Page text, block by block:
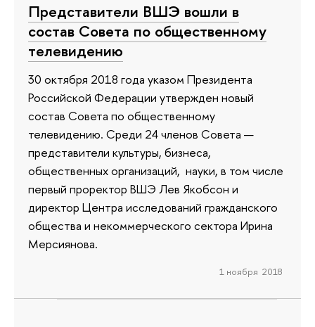
Представители ВШЭ вошли в
состав Совета по общественному
телевидению
30 октября 2018 года указом Президента
Российской Федерации утвержден новый
состав Совета по общественному
телевидению. Среди 24 членов Совета —
представители культуры, бизнеса,
общественных организаций, науки, в том числе
первый проректор ВШЭ Лев Якобсон и
директор Центра исследований гражданского
общества и некоммерческого сектора Ирина
Мерсиянова.
1 ноября 2018